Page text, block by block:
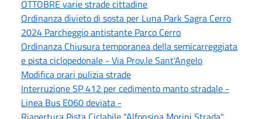
OTTOBRE varie strade cittadine
Ordinanza divieto di sosta per Luna Park Sagra Cerro
2024 Parcheggio antistante Parco Cerro
Ordinanza Chiusura temporanea della semicarreggiata
e pista ciclopedonale - Via Prov.le Sant'Angelo
Modifica orari pulizia strade
Interruzione SP 412 per cedimento manto stradale -
Linea Bus E060 deviata -